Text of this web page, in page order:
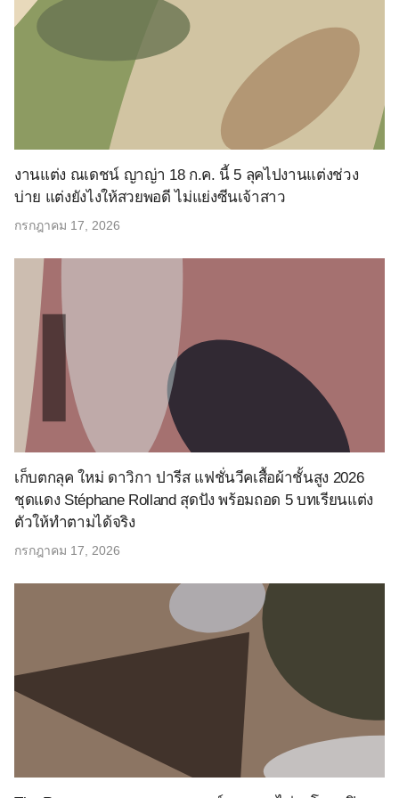
งานแต่ง ณเดชน์ ญาญ่า 18 ก.ค. นี้ 5 ลุคไปงานแต่งช่วง
บ่าย แต่งยังไงให้สวยพอดี ไม่แย่งซีนเจ้าสาว
กรกฎาคม 17, 2026
เก็บตกลุค ใหม่ ดาวิกา ปารีส แฟชั่นวีคเสื้อผ้าชั้นสูง 2026
ชุดแดง Stéphane Rolland สุดปัง พร้อมถอด 5 บทเรียนแต่ง
ตัวให้ทำตามได้จริง
กรกฎาคม 17, 2026